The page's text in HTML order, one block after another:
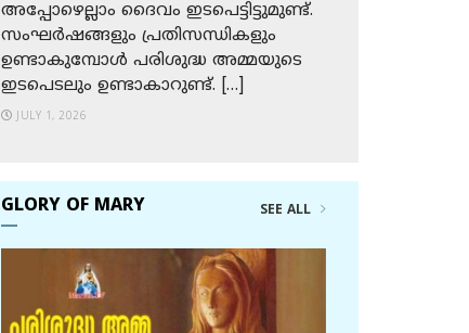
അപ്പോഴെല്ലാം ദൈവം ഇടപെട്ടിട്ടുമുണ്ട്.
സംഘര്‍ഷങ്ങളും പ്രതിസന്ധികളും
ഉണ്ടാകുമ്പോള്‍ പരിശുദ്ധ അമ്മയുടെ
ഇടപെടലും ഉണ്ടാകാറുണ്ട്. […]
JULY 1, 2026
GLORY OF MARY SEE ALL